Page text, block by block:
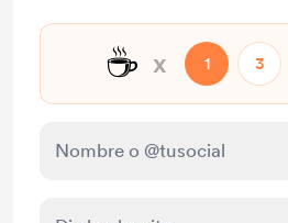
☕ x 1 3